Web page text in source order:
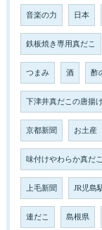
音楽の力 日本
鉄板焼き専用真だこ
つまみ 酒 酢
下津井真だこの唐揚
京都新聞 お土産
味付けやわらか真だ
上毛新聞 JR児島
連だこ 島根県